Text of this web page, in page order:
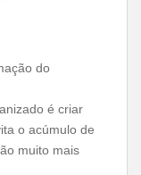
do
é criar
o acúmulo de
muito mais